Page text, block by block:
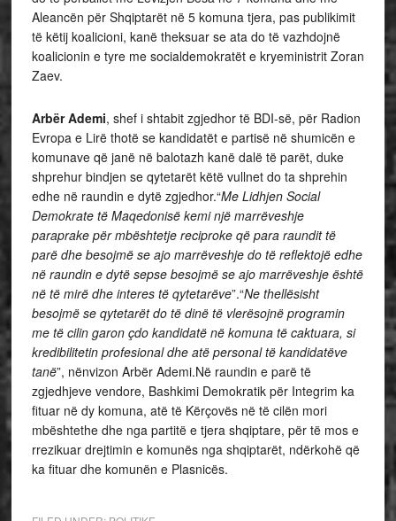
Aleancën për Shqiptarët në 5 komuna tjera, pas publikimit
të këtij koalicioni, kanë theksuar se ata do të vazhdojnë
koalicionin e tyre me socialdemokratët e kryeministrit Zoran
Zaev.
Arbër Ademi, shef i shtabit zgjedhor të BDI-së, për Radion
Evropa e Lirë thotë se kandidatët e partisë në shumicën e
komunave që janë në balotazh kanë dalë të parët, duke
shprehur bindjen se qytetarët këtë vullnet do ta shprehin
edhe në raundin e dytë zgjedhor.“Me Lidhjen Social
Demokrate të Maqedonisë kemi një marrëveshje
paraprake për mbështetje reciproke që para raundit të
parë dhe besojmë se ajo marrëveshje do të reflektojë edhe
në raundin e dytë sepse besojmë se ajo marrëveshje është
në të mirë dhe interes të qytetarëve”.“Ne thellësisht
besojmë se qytetarët do të dinë të vlerësojnë programin
me të cilin garon çdo kandidatë në komuna të caktuara, si
kredibilitetin profesional dhe atë personal të kandidatëve
tanë”, nënvizon Arbër Ademi.Në raundin e parë të
zgjedhjeve vendore, Bashkimi Demokratik për Integrim ka
fituar në dy komuna, atë të Kërçovës në të cilën mori
mbështethe dhe nga partitë e tjera shqiptare, për të mos e
rrezikuar drejtimin e komunës nga shqiptarët, ndërkohë që
ka fituar dhe komunën e Plasnicës.